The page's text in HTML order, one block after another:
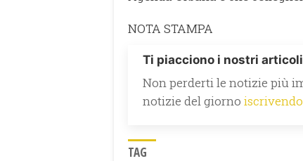
NOTA STAMPA
Ti piacciono i nostri
Non perderti le notizie più
notizie del giorno
TAG